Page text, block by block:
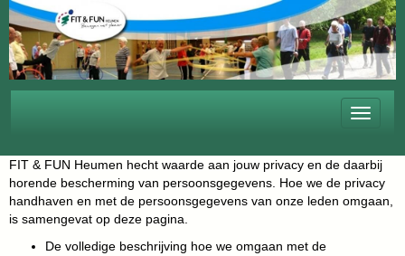
Toggle
FIT & FUN Heumen hecht waarde aan jouw privacy en de daarbij
horende bescherming van persoonsgegevens. Hoe we de privacy
handhaven en met de persoonsgegevens van onze leden omgaan,
is samengevat op deze pagina.
De volledige beschrijving hoe we omgaan met de